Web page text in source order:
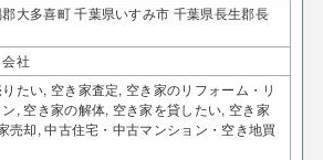
大多喜町 千葉県いすみ市 千葉県長生郡長
社
たい, 空き家査定, 空き家のリフォーム・リ
ン, 空き家の解体, 空き家を貸したい, 空き家
売却, 中古住宅・中古マンション・空き地買